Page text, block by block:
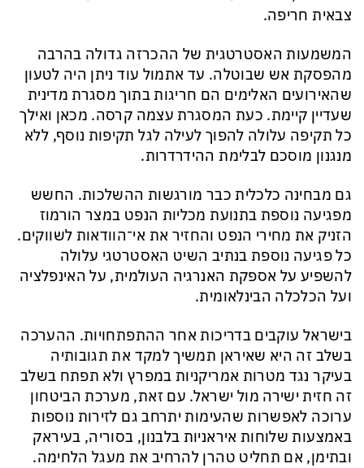
צבאית חריפה.
המשמעות האסטרטגית של ההכרזה גדולה בהרבה
מהפסקת אש שבוטלה. עד אתמול עוד ניתן היה לטעון
שהאירועים האלימים הם חריגות בתוך מסגרת מדינית
שעדיין קיימת. כעת המסגרת עצמה קרסה. מכאן ואילך
כל תקיפה עלולה להפוך לעילה לגל תקיפות נוסף, ללא
מנגנון מוסכם לבלימת ההידרדרות.
גם מבחינה כלכלית כבר מורגשות ההשלכות. החשש
מפגיעה נוספת בתנועת מכליות הנפט במצר הורמוז
הזניק את מחירי הנפט והחזיר את אי־הוודאות לשווקים.
כל פגיעה נוספת בנתיב השיט האסטרטגי עלולה
להשפיע על אספקת האנרגיה העולמית, על האינפלציה
ועל הכלכלה הבינלאומית.
בישראל עוקבים בדריכות אחר ההתפתחויות. ההערכה
בשלב זה היא שאיראן תמשיך למקד את תגובותיה
בעיקר נגד מטרות אמריקניות במפרץ ולא תפתח בשלב
זה חזית ישירה מול ישראל. עם זאת, מערכת הביטחון
ערוכה לאפשרות שהעימות יתרחב גם לזירות נוספות
באמצעות שלוחות איראניות בלבנון, בסוריה, בעיראק
ובתימן, אם תחליט טהרן להרחיב את מעגל הלחימה.